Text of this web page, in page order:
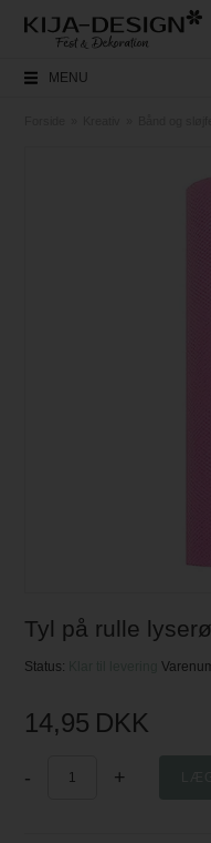
MENU
Tyl på rulle
Status: Klar til levering
14,95 DKK
- +